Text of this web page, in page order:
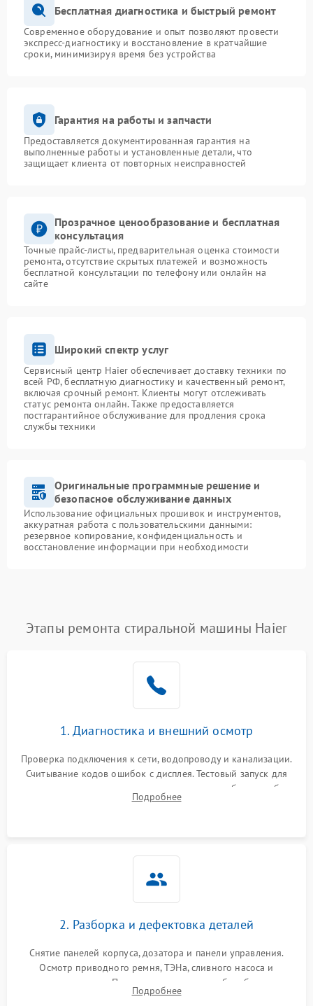
Бесплатная диагностика и быстрый ремонт
Современное оборудование и опыт позволяют провести
экспресс-диагностику и восстановление в кратчайшие
сроки, минимизируя время без устройства
Гарантия на работы и запчасти
Предоставляется документированная гарантия на
выполненные работы и установленные детали, что
защищает клиента от повторных неисправностей
Прозрачное ценообразование и бесплатная
консультация
Точные прайс-листы, предварительная оценка стоимости
ремонта, отсутствие скрытых платежей и возможность
бесплатной консультации по телефону или онлайн на
сайте
Широкий спектр услуг
Сервисный центр Haier обеспечивает доставку техники по
всей РФ, бесплатную диагностику и качественный ремонт,
включая срочный ремонт. Клиенты могут отслеживать
статус ремонта онлайн. Также предоставляется
постгарантийное обслуживание для продления срока
службы техники
Оригинальные программные решение и
безопасное обслуживание данных
Использование официальных прошивок и инструментов,
аккуратная работа с пользовательскими данными:
резервное копирование, конфиденциальность и
восстановление информации при необходимости
Этапы ремонта стиральной машины Haier
1. Диагностика и внешний осмотр
Проверка подключения к сети, водопроводу и канализации.
Считывание кодов ошибок с дисплея. Тестовый запуск для
выявления посторонних шумов, протечек или сбоев в работе
электронного модуля управления.
Подробнее
2. Разборка и дефектовка деталей
Снятие панелей корпуса, дозатора и панели управления.
Осмотр приводного ремня, ТЭНа, сливного насоса и
амортизаторов. Проверка подшипников барабана и
крестовины на износ, а манжеты люка на разрывы.
Подробнее